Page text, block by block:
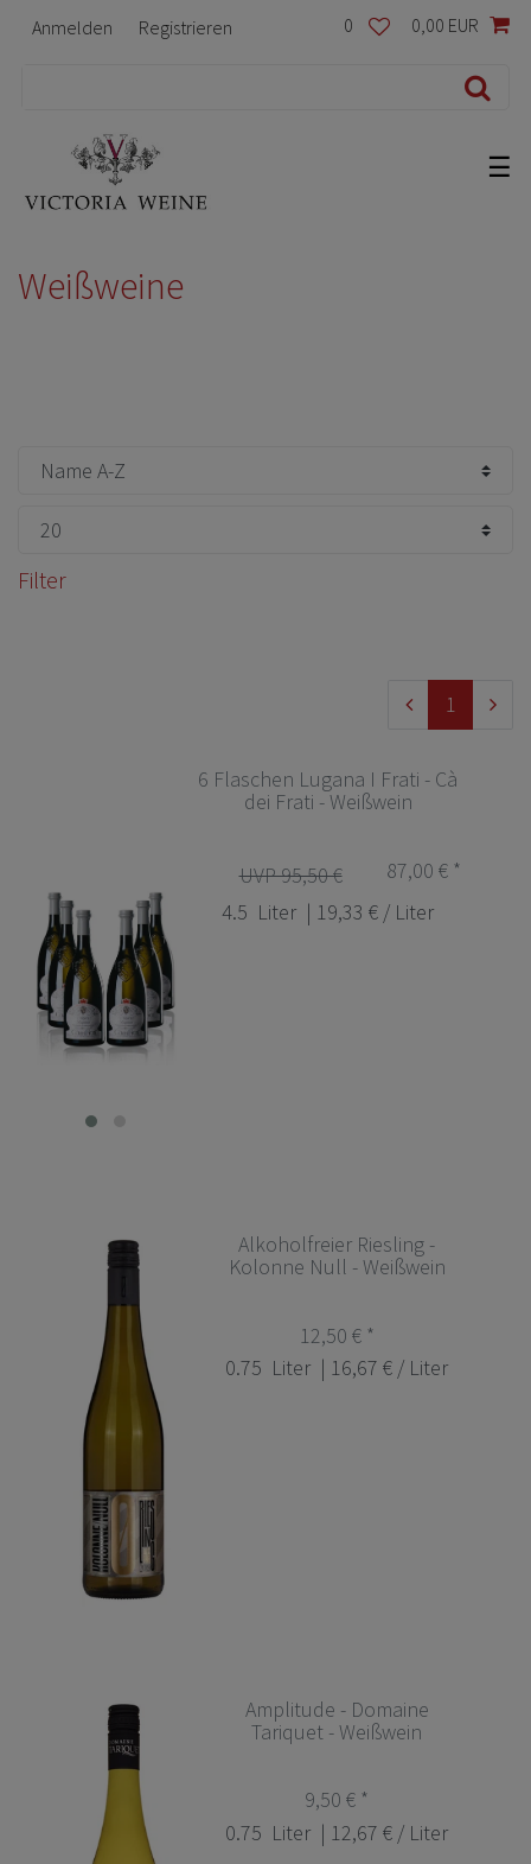
Anmelden Registrieren 0 0,00 EUR
☰
Weißweine
Filter
1
6 Flaschen Lugana I Frati - Cà
dei Frati - Weißwein
UVP 95,50 €
87,00 € *
4.5 Liter | 19,33 € / Liter
Alkoholfreier Riesling -
Kolonne Null - Weißwein
12,50 € *
0.75 Liter | 16,67 € / Liter
Amplitude - Domaine
Tariquet - Weißwein
9,50 € *
0.75 Liter | 12,67 € / Liter